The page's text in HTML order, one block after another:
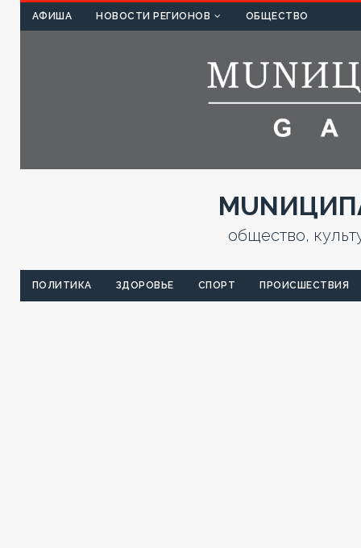
АФИША НОВОСТИ РЕГИОНОВ ОБЩЕСТВО
общество,
ПОЛИТИКА ЗДОРОВЬЕ СПОРТ ПРОИСШЕСТВИЯ